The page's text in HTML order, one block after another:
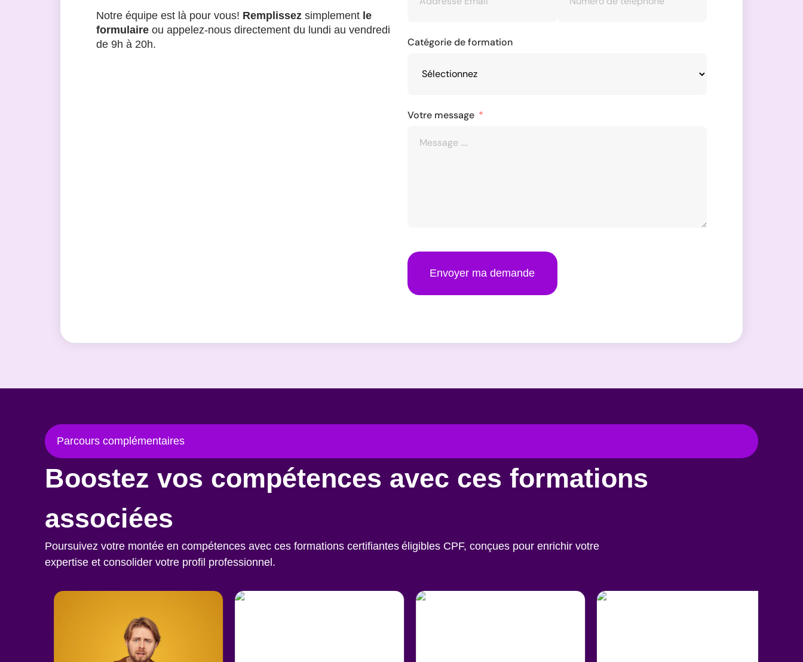
Notre équipe est là pour vous! Remplissez simplement le
formulaire ou appelez-nous directement du lundi au vendredi
de 9h à 20h.
Catégorie de formation
Votre message
Envoyer ma demande
Parcours complémentaires
Boostez vos compétences avec ces formations
associées
Poursuivez votre montée en compétences avec ces formations certifiantes éligibles CPF, conçues pour enrichir votre
expertise et consolider votre profil professionnel.